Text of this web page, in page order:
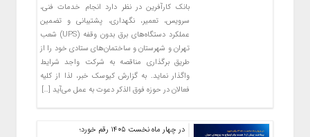
​بانک کارآفرین در نظر دارد انجام خدمات فنی،
سرویس، تعمیر، نگهداری، پشتیبانی و تضمین
عملکرد دستگاه‌های برق بدون وقفه (UPS) شعب
تهران و شهرستان و ساختمان‌های ستادی خود را از
طریق برگذاری مناقصه به شرکت واجد شرایط
واگذار نماید. به گزارش کیوسک خبر، لذا از کلیه
فعالان در حوزه فوق الذکر دعوت به عمل می‌آید […]
در چهار ماه نخست ۱۴۰۵ رقم خورد؛